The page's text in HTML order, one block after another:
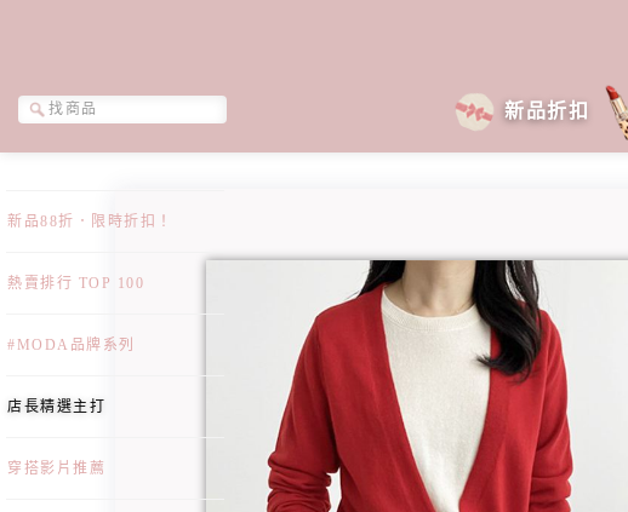
新品折扣
新品88折．限時折扣！
熱賣排行 TOP 100
#MODA品牌系列
店長精選主打
穿搭影片推薦